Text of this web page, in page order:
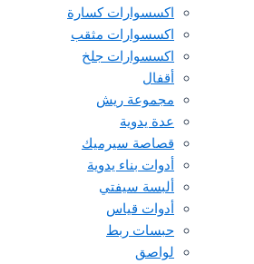
اكسسوارات كسارة
اكسسوارات مثقب
اكسسوارات جلخ
أقفال
مجموعة ريش
عدة يدوية
قصاصة سيرميك
أدوات بناء يدوية
ألبسة سيفتي
أدوات قياس
حبسات ربط
لواصق